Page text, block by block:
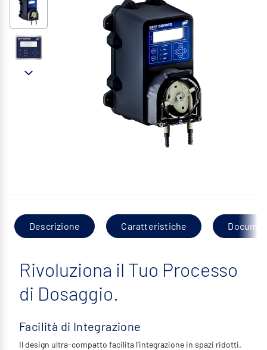
Descrizione Caratteristiche
Rivoluziona il Tuo Processo
di Dosaggio.
Facilità di Integrazione
Il design ultra-compatto facilita l’integrazione in spazi ridotti.